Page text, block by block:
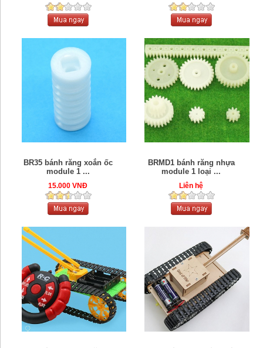
BR35 bánh răng xoắn ốc
module 1 ...
15.000 VNĐ
BRMD1 bánh răng nhựa
module 1 loại ...
Liên hệ